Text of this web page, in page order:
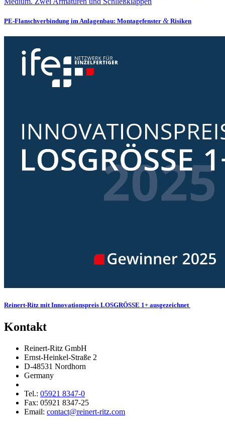
PE-Flansch­ver­bindung im Anlagenbau: Monta­ge­fenster & Risiken
Reinert-Ritz mit Innova­ti­ons­preis LOSGRÖSSE 1+ ausgezeichnet
Kontakt
Reinert-Ritz GmbH
Ernst-Heinkel-Straße 2
D-48531 Nordhorn
Germany
Tel.: 05921 8347-0
Fax: 05921 8347-25
Email: contact@reinert-ritz.com